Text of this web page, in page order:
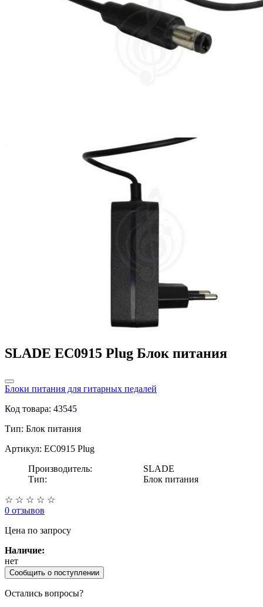
SLADE EC0915 Plug Блок питания
Блоки питания для гитарных педалей
Код товара: 43545
Тип: Блок питания
Артикул: EC0915 Plug
Производитель:
SLADE
Тип:
Блок питания
☆ ☆ ☆ ☆ ☆
0 отзывов
Цена по запросу
Наличие:
нет
Сообщить о поступлении
Остались вопросы?